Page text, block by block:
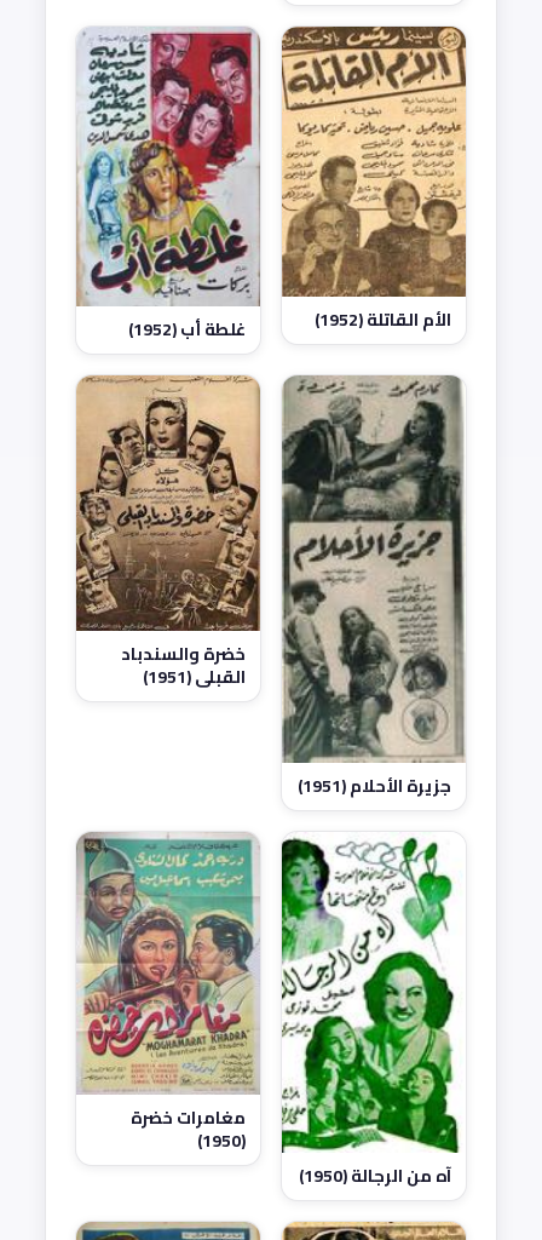
الأم القاتلة (1952) غلطة أب (1952)
جزيرة الأحلام (1951)
خضرة والسندباد
القبلي (1951)
آه من الرجالة (1950)
مغامرات خضرة
(1950)